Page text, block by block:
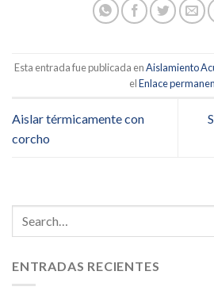
Esta entrada fue publicada enAislamiento
elEnlace
Aislar térmicamente con
corcho
ENTRADAS RECIENTES